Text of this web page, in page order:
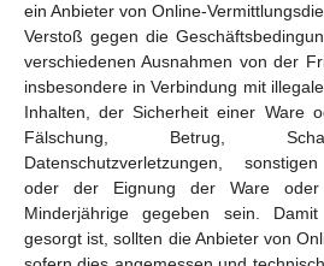
ein Anbieter von Online-
Verstoß gegen die
verschiedenen Ausnahmen von der
insbesondere in Verbindung mit
Inhalten, der Sicherheit einer Ware
Fälschung, Betrug,
Datenschutzverletzungen,
oder der Eignung der Ware
Minderjährige gegeben sein.
gesorgt ist, sollten die Anbieter von